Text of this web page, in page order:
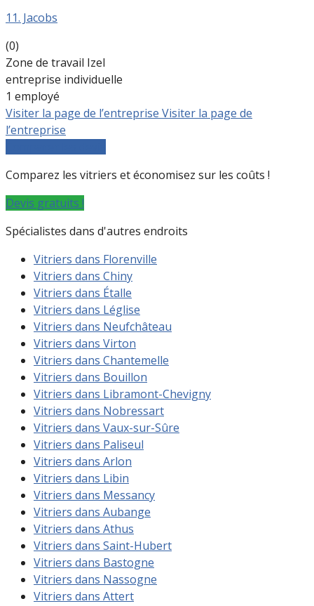
11. Jacobs
(0)
Zone de travail Izel
entreprise individuelle
1 employé
Visiter la page de l’entreprise Visiter la page de
l’entreprise
Comparez les vitriers et économisez sur les coûts !
Devis gratuits !
Spécialistes dans d'autres endroits
Vitriers dans Florenville
Vitriers dans Chiny
Vitriers dans Étalle
Vitriers dans Léglise
Vitriers dans Neufchâteau
Vitriers dans Virton
Vitriers dans Chantemelle
Vitriers dans Bouillon
Vitriers dans Libramont-Chevigny
Vitriers dans Nobressart
Vitriers dans Vaux-sur-Sûre
Vitriers dans Paliseul
Vitriers dans Arlon
Vitriers dans Libin
Vitriers dans Messancy
Vitriers dans Aubange
Vitriers dans Athus
Vitriers dans Saint-Hubert
Vitriers dans Bastogne
Vitriers dans Nassogne
Vitriers dans Attert